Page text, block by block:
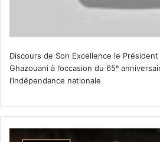
Discours de Son Excellence le
Ghazouani à l’occasion du 65ᵉ
l’Indépendance nationale